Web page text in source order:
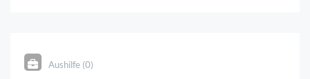
Aushilfe (0)